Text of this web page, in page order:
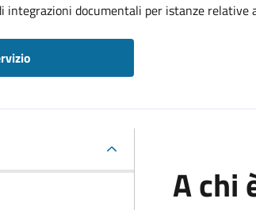
integrazioni documentali per istanze
A chi